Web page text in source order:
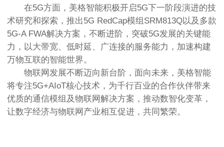
在5G方面，美格智能积极开启5G下一阶段演进的技
术研究和探索，推出5G RedCap模组SRM813Q以及多款
5G-A FWA解决方案，不断进阶，突破5G发展的关键能
力，以大带宽、低时延、广连接的服务能力，加速构建
万物互联的智能世界。
物联网发展不断迈向新台阶，面向未来，美格智能
将专注5G+AIoT核心技术，为千行百业的合作伙伴带来
优质的通信模组及物联网解决方案，推动数智化变革，
让数字经济与物联网产业相互促进，共同繁荣。